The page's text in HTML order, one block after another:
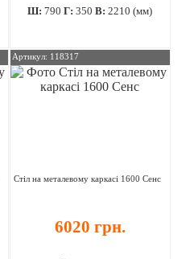
Ш:790 Г:350 В:2210 (мм)
Артикул: 118317
Стіл на металевому каркасі 1600 Сенс
6020 грн.